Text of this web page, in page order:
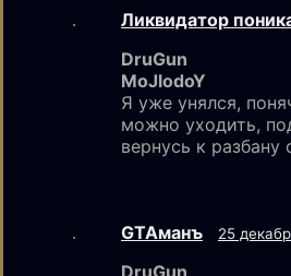
Ликвидатор
DruGun
MoJlodoY
Я уже унялся,
можно уходить,
вернусь к разбану
GTAмaнъ 25
DruGun